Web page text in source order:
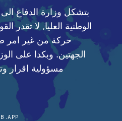
بتشكل وزارة الدفاع
الوطنية العليا, لا تقدر
حركة من غير امر
الجهتين. وبكدا على
مسؤولية اقرار